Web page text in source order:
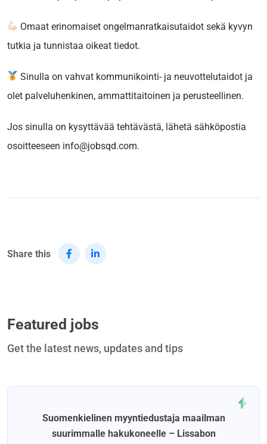
Omaat erinomaiset ongelmanratkaisutaidot sekä kyvyn
tutkia ja tunnistaa oikeat tiedot.
Sinulla on vahvat kommunikointi- ja neuvottelutaidot ja
olet palveluhenkinen, ammattitaitoinen ja perusteellinen.
Jos sinulla on kysyttävää tehtävästä, lähetä sähköpostia
osoitteeseen info@jobsqd.com.
Share this
Featured jobs
Get the latest news, updates and tips
Suomenkielinen myyntiedustaja maailman
suurimmalle hakukoneelle – Lissabon